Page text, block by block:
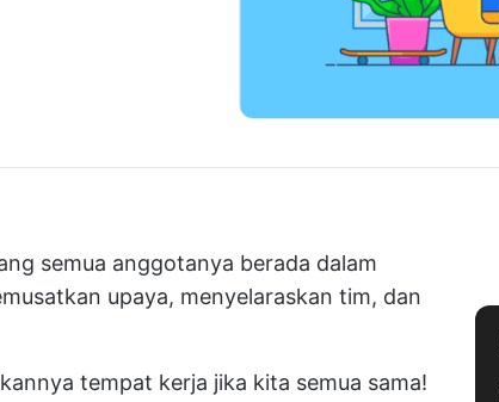
semua anggotanya berada dalam
upaya, menyelaraskan tim, dan
tempat kerja jika kita semua sama!